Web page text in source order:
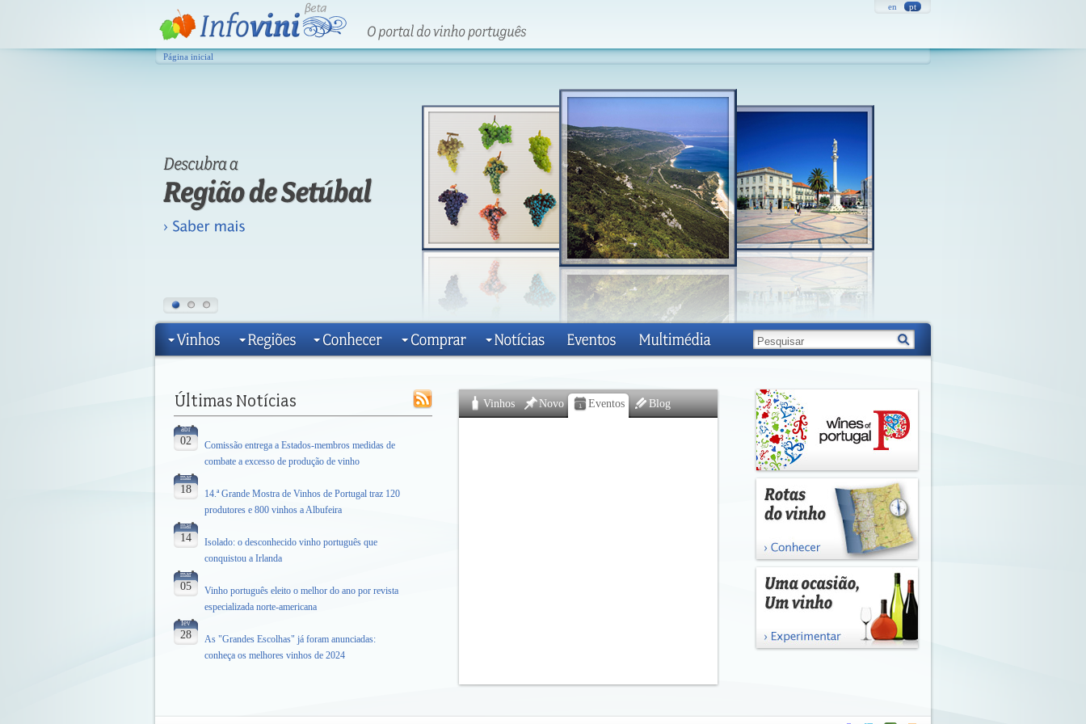
en pt
Página inicial
abr
02
Comissão entrega a Estados-membros medidas de
combate a excesso de produção de vinho
mar
18
14.ª Grande Mostra de Vinhos de Portugal traz 120
produtores e 800 vinhos a Albufeira
mar
14
Isolado: o desconhecido vinho português que
conquistou a Irlanda
mar
05
Vinho português eleito o melhor do ano por revista
especializada norte-americana
fev
28
As "Grandes Escolhas" já foram anunciadas:
conheça os melhores vinhos de 2024
Vinhos Novo Eventos Blog